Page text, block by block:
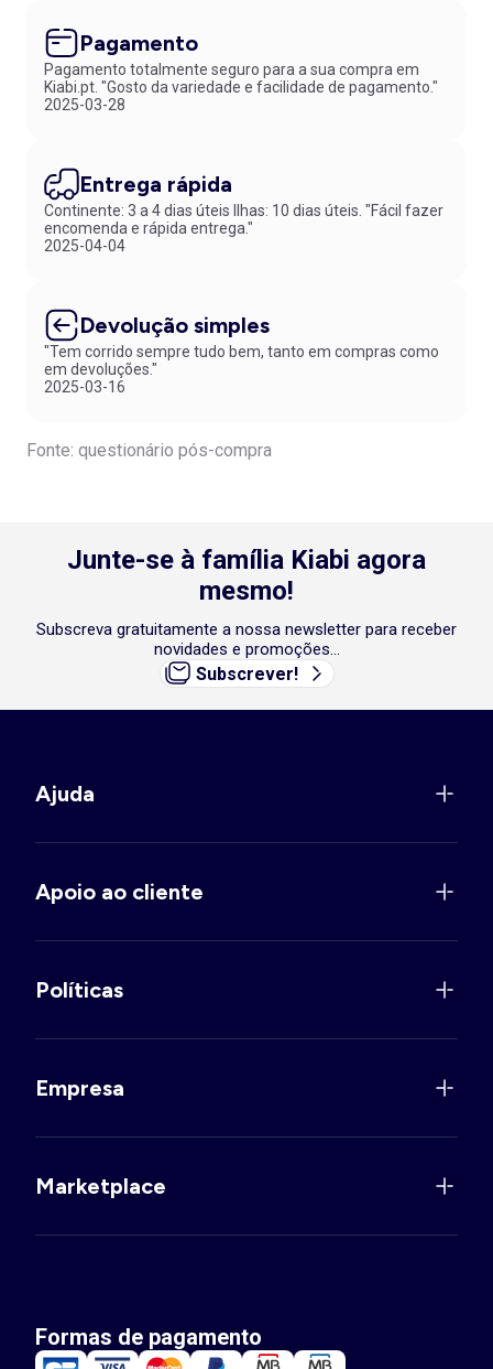
Pagamento
Pagamento totalmente seguro para a sua compra em
Kiabi.pt. "Gosto da variedade e facilidade de pagamento."
2025-03-28
Entrega rápida
Continente: 3 a 4 dias úteis Ilhas: 10 dias úteis. "Fácil fazer
encomenda e rápida entrega."
2025-04-04
Devolução simples
"Tem corrido sempre tudo bem, tanto em compras como
em devoluções."
2025-03-16
Fonte: questionário pós-compra
Junte-se à família Kiabi agora
mesmo!
Subscreva gratuitamente a nossa newsletter para receber
novidades e promoções...
Subscrever!
Ajuda
Apoio ao cliente
Políticas
Empresa
Marketplace
Formas de pagamento